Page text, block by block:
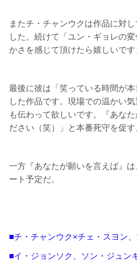
またチ・チャンウクは作品に対
した。続けて「ユン・ギョレの
かさを感じて頂けたら嬉しいです
最後に彼は「笑っている時間が
した作品です。現場での温かい
も伝わって欲しいです。『あな
ださい（笑）」と本番死守を促
一方『あなたが願いを言えば』
ート予定だ。
■チ・チャンウク×チェ・スヨン
■イ・ジョンソク、ソン・ジュン